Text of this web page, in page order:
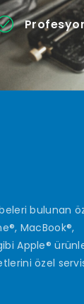
bulunan
MacBook®,
Apple®
özel